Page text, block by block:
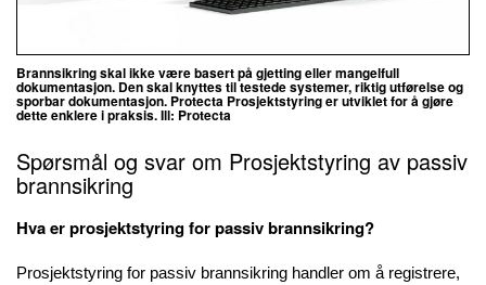
Brannsikring skal ikke være basert på gjetting eller mangelfull
dokumentasjon. Den skal knyttes til testede systemer, riktig utførelse og
sporbar dokumentasjon. Protecta Prosjektstyring er utviklet for å gjøre
dette enklere i praksis. Ill: Protecta
Spørsmål og svar om Prosjektstyring av passiv
brannsikring
Hva er prosjektstyring for passiv brannsikring?
Prosjektstyring for passiv brannsikring handler om å registrere,